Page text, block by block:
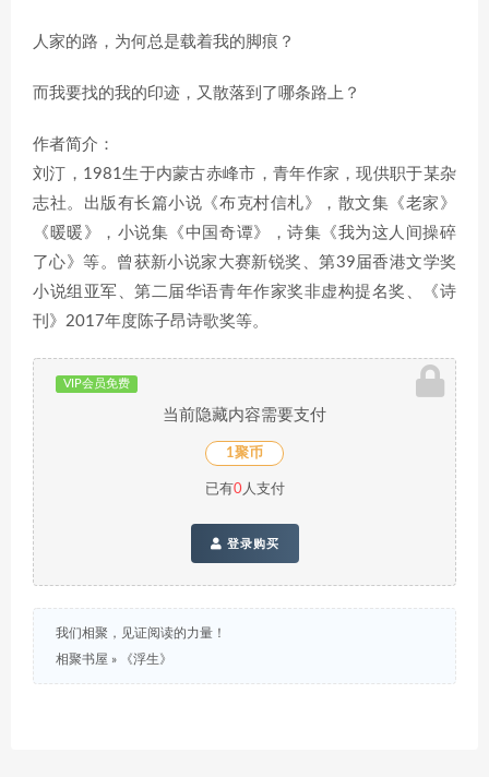
人家的路，为何总是载着我的脚痕？
而我要找的我的印迹，又散落到了哪条路上？
作者简介：
刘汀，1981生于内蒙古赤峰市，青年作家，现供职于某杂
志社。出版有长篇小说《布克村信札》，散文集《老家》
《暖暖》，小说集《中国奇谭》，诗集《我为这人间操碎
了心》等。曾获新小说家大赛新锐奖、第39届香港文学奖
小说组亚军、第二届华语青年作家奖非虚构提名奖、《诗
刊》2017年度陈子昂诗歌奖等。
VIP会员免费
当前隐藏内容需要支付
1聚币
已有0人支付
登录购买
我们相聚，见证阅读的力量！
相聚书屋 » 《浮生》